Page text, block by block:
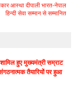
आस्था दीपाली भारत-नेपाल
हिन्दी सेवा सम्मान से सम्मानित
हुए मुख्यमंत्री सम्राट
तैयारियों पर हुआ